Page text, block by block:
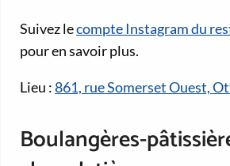
Suivez lecompte Instagram du
pour en savoir plus.
Lieu :861, rue Somerset Ouest,
Boulangères-